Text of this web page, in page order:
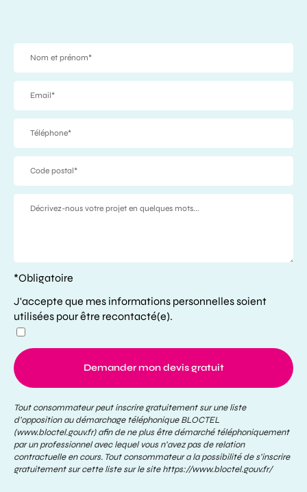
*Obligatoire
J'accepte que mes informations personnelles soient
utilisées pour être recontacté(e).
Demander mon devis gratuit
Tout consommateur peut inscrire gratuitement sur une liste
d’opposition au démarchage téléphonique BLOCTEL
(www.bloctel.gouv.fr) afin de ne plus être démarché téléphoniquement
par un professionnel avec lequel vous n’avez pas de relation
contractuelle en cours. Tout consommateur a la possibilité de s’inscrire
gratuitement sur cette liste sur le sitehttps://www.bloctel.gouv.fr/